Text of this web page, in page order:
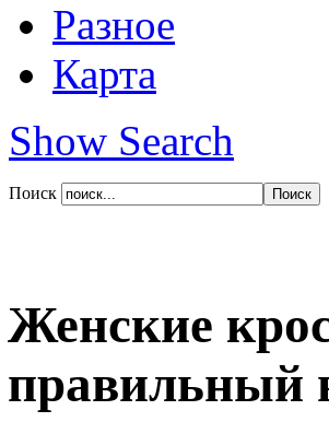
Разное
Карта
Show Search
Поиск
Женские
правильный